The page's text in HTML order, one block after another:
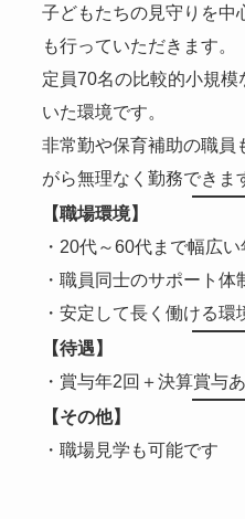
子どもたちの見守りを中
も行っていただきます。
定員70名の比較的小規
いた環境です。
非常勤や保育補助の職員
がら無理なく勤務できま
【職場環境】
・20代～60代まで幅広
・職員同士のサポート体
・安定して長く働ける環
【待遇】
・賞与年2回＋決算賞与
【その他】
・職場見学も可能です